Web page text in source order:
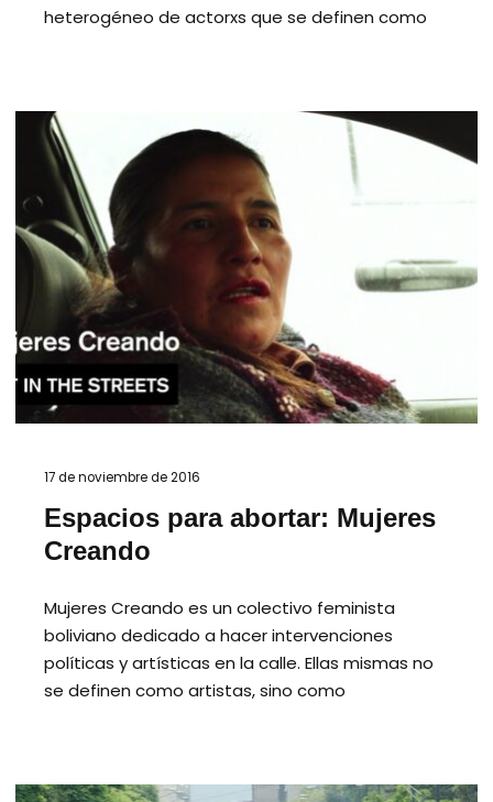
heterogéneo de actorxs que se definen como
17 de noviembre de 2016
Espacios para abortar: Mujeres
Creando
Mujeres Creando es un colectivo feminista
boliviano dedicado a hacer intervenciones
políticas y artísticas en la calle. Ellas mismas no
se definen como artistas, sino como